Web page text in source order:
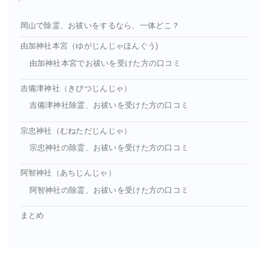
岡山で除霊、お祓いをするなら、一体どこ？
由加神社本宮（ゆがじんじゃほんぐう)
由加神社本宮でお祓いを受けた方の口コミ
吉備津神社（きびつじんじゃ）
吉備津神社除霊、お祓いを受けた方の口コミ
宗忠神社（むねただじんじゃ）
宗忠神社の除霊、お祓いを受けた方の口コミ
阿智神社（あちじんじゃ）
阿智神社の除霊、お祓いを受けた方の口コミ
まとめ